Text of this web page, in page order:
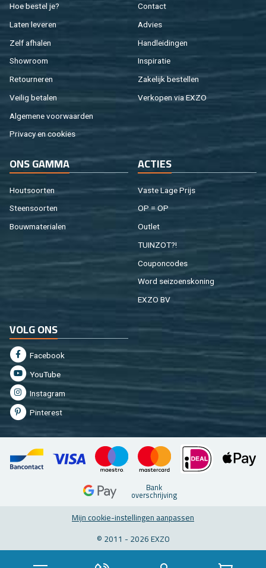
Hoe be­stel je?
Laten le­ve­ren
Zelf af­ha­len
Show­room
Re­tour­ne­ren
Vei­lig be­ta­len
Al­ge­me­ne voor­waar­den
Pri­va­cy en coo­kies
Con­tact
Ad­vies
Hand­lei­din­gen
In­spi­ra­tie
Za­ke­lijk be­stel­len
Ver­ko­pen via EXZO
ONS GAMMA
Hout­soor­ten
Steen­soor­ten
Bouw­ma­te­ri­a­len
AC­TIES
Vaste Lage Prijs
OP = OP
Out­let
TUIN­ZOT?!
Cou­pon­co­des
Word sei­zoens­ko­ning
EXZO BV
VOLG ONS
Fa­cebook
You­Tu­be
In­st­agram
Pin­te­rest
Bank
over­schrij­ving
Mijn coo­kie-in­stel­lin­gen aan­pas­sen
© 2011 - 2026 EXZO